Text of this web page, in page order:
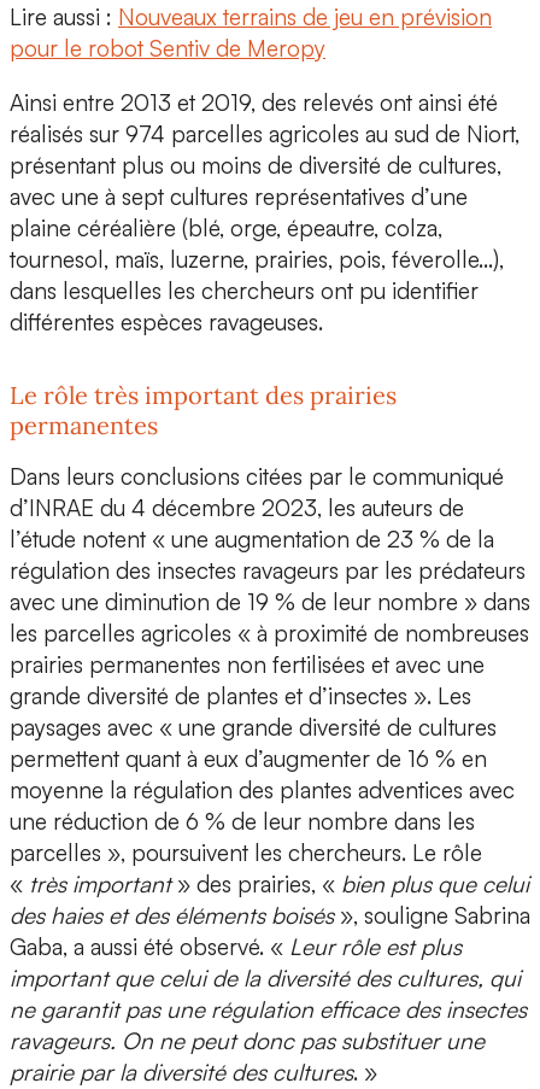
Lire aussi : Nouveaux terrains de jeu en prévision
pour le robot Sentiv de Meropy
Ainsi entre 2013 et 2019, des relevés ont ainsi été
réalisés sur 974 parcelles agricoles au sud de Niort,
présentant plus ou moins de diversité de cultures,
avec une à sept cultures représentatives d’une
plaine céréalière (blé, orge, épeautre, colza,
tournesol, maïs, luzerne, prairies, pois, féverolle…),
dans lesquelles les chercheurs ont pu identifier
différentes espèces ravageuses.
Le rôle très important des prairies
permanentes
Dans leurs conclusions citées par le communiqué
d’INRAE du 4 décembre 2023, les auteurs de
l’étude notent « une augmentation de 23 % de la
régulation des insectes ravageurs par les prédateurs
avec une diminution de 19 % de leur nombre » dans
les parcelles agricoles « à proximité de nombreuses
prairies permanentes non fertilisées et avec une
grande diversité de plantes et d’insectes ». Les
paysages avec « une grande diversité de cultures
permettent quant à eux d’augmenter de 16 % en
moyenne la régulation des plantes adventices avec
une réduction de 6 % de leur nombre dans les
parcelles », poursuivent les chercheurs. Le rôle
« très important» des prairies, « bien plus que celui
des haies et des éléments boisés », souligne Sabrina
Gaba, a aussi été observé. « Leur rôle est plus
important que celui de la diversité des cultures, qui
ne garantit pas une régulation efficace des insectes
ravageurs. On ne peut donc pas substituer une
prairie par la diversité des cultures. »